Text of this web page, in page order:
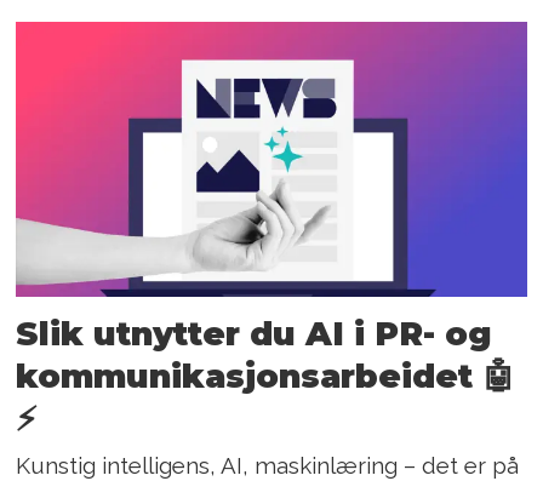
Slik utnytter du AI i PR- og
kom­munikasjons­arbeidet 🤖
⚡️
Kunstig intelligens, AI, maskinlæring – det er på